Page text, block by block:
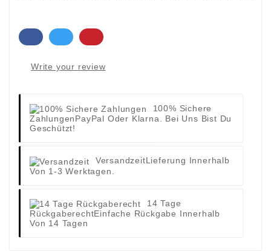
Write your review
100% Sichere
ZahlungenPayPal Oder Klarna. Bei Uns Bist Du
Geschützt!
VersandzeitLieferung Innerhalb
Von 1-3 Werktagen.
14 Tage
RückgaberechtEinfache Rückgabe Innerhalb
Von 14 Tagen